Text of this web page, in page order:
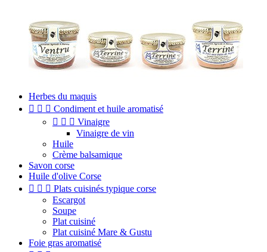
Herbes du maquis
   Condiment et huile aromatisé
   Vinaigre
Vinaigre de vin
Huile
Crème balsamique
Savon corse
Huile d'olive Corse
   Plats cuisinés typique corse
Escargot
Soupe
Plat cuisiné
Plat cuisiné Mare & Gustu
Foie gras aromatisé